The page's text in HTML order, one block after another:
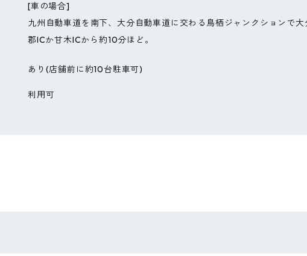
[車の場合]
九州自動車道を南下、大分自動車道に交わる鳥栖ジャンクションで
郡ICか甘木ICから約10分ほど。
あり(店舗前に約10台駐車可)
利用可